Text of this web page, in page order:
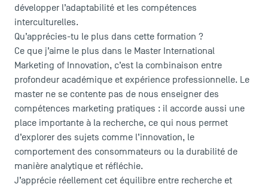
développer l’adaptabilité et les compétences
interculturelles.
Qu’apprécies-tu le plus dans cette formation ?
Ce que j’aime le plus dans le Master International
Marketing of Innovation, c’est la combinaison entre
profondeur académique et expérience professionnelle. Le
master ne se contente pas de nous enseigner des
compétences marketing pratiques : il accorde aussi une
place importante à la recherche, ce qui nous permet
d’explorer des sujets comme l’innovation, le
comportement des consommateurs ou la durabilité de
manière analytique et réfléchie.
J’apprécie réellement cet équilibre entre recherche et